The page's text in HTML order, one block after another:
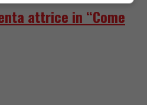
attrice in “Come